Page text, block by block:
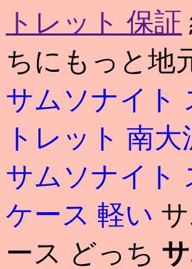
トレット 保証
ちにもっと地
サムソナイト
トレット 南大
サムソナイト
ケース 軽い
ース どっち